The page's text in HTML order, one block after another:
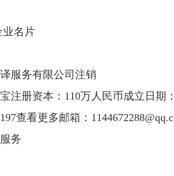
业名片
服务有限公司注销
注册资本：110万人民币成立日期
查看更多邮箱：
务